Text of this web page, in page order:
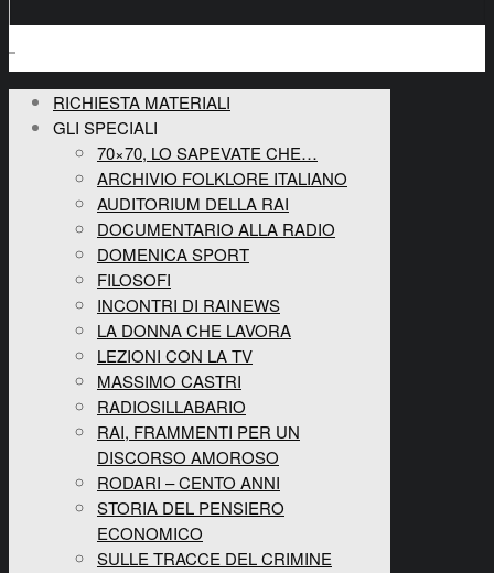
RICHIESTA MATERIALI
GLI SPECIALI
70×70, LO SAPEVATE CHE…
ARCHIVIO FOLKLORE ITALIANO
AUDITORIUM DELLA RAI
DOCUMENTARIO ALLA RADIO
DOMENICA SPORT
FILOSOFI
INCONTRI DI RAINEWS
LA DONNA CHE LAVORA
LEZIONI CON LA TV
MASSIMO CASTRI
RADIOSILLABARIO
RAI, FRAMMENTI PER UN
DISCORSO AMOROSO
RODARI – CENTO ANNI
STORIA DEL PENSIERO
ECONOMICO
SULLE TRACCE DEL CRIMINE